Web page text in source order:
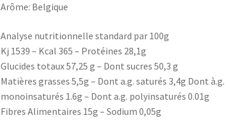
Arôme: Belgique
Analyse nutritionnelle standard par 100g
Kj 1539 – Kcal 365 – Protéines 28,1g
Glucides totaux 57,25 g – Dont sucres 50,3 g
Matières grasses 5,5g – Dont a.g. saturés 3,4g Dont à.g.
monoinsaturés 1.6g – Dont a.g. polyinsaturés 0.01g
Fibres Alimentaires 15g – Sodium 0,05g